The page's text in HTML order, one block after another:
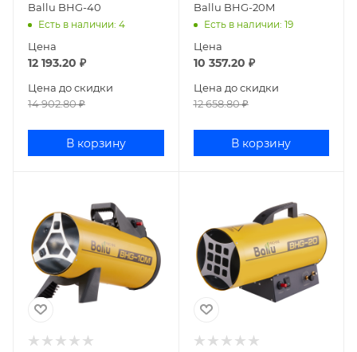
Ballu BHG-40
Есть в наличии: 4
Цена
12 193.20 ₽
Цена до скидки
14 902.80₽
В корзину
Ballu BHG-20M
Есть в наличии: 19
Цена
10 357.20 ₽
Цена до скидки
12 658.80₽
В корзину